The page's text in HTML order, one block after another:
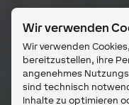
Wir verwenden
Wir verwenden
bereitzustellen, ihre
angenehmes
sind technisch
Inhalte zu optimieren